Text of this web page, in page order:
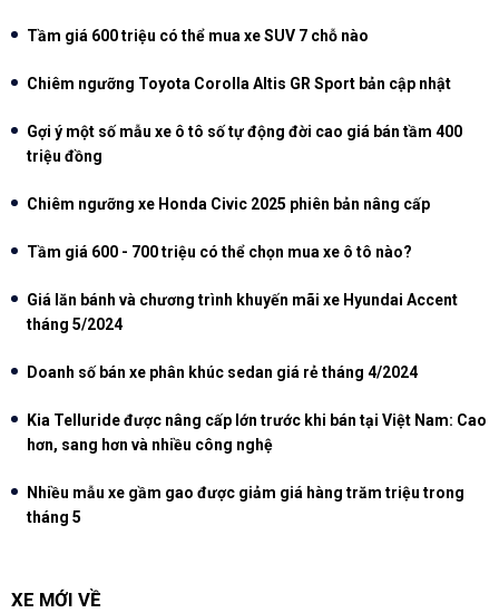
Tầm giá 600 triệu có thể mua xe SUV 7 chỗ nào
Chiêm ngưỡng Toyota Corolla Altis GR Sport bản cập nhật
Gợi ý một số mẫu xe ô tô số tự động đời cao giá bán tầm 400
triệu đồng
Chiêm ngưỡng xe Honda Civic 2025 phiên bản nâng cấp
Tầm giá 600 - 700 triệu có thể chọn mua xe ô tô nào?
Giá lăn bánh và chương trình khuyến mãi xe Hyundai Accent
tháng 5/2024
Doanh số bán xe phân khúc sedan giá rẻ tháng 4/2024
Kia Telluride được nâng cấp lớn trước khi bán tại Việt Nam: Cao
hơn, sang hơn và nhiều công nghệ
Nhiều mẫu xe gầm gao được giảm giá hàng trăm triệu trong
tháng 5
XE MỚI VỀ